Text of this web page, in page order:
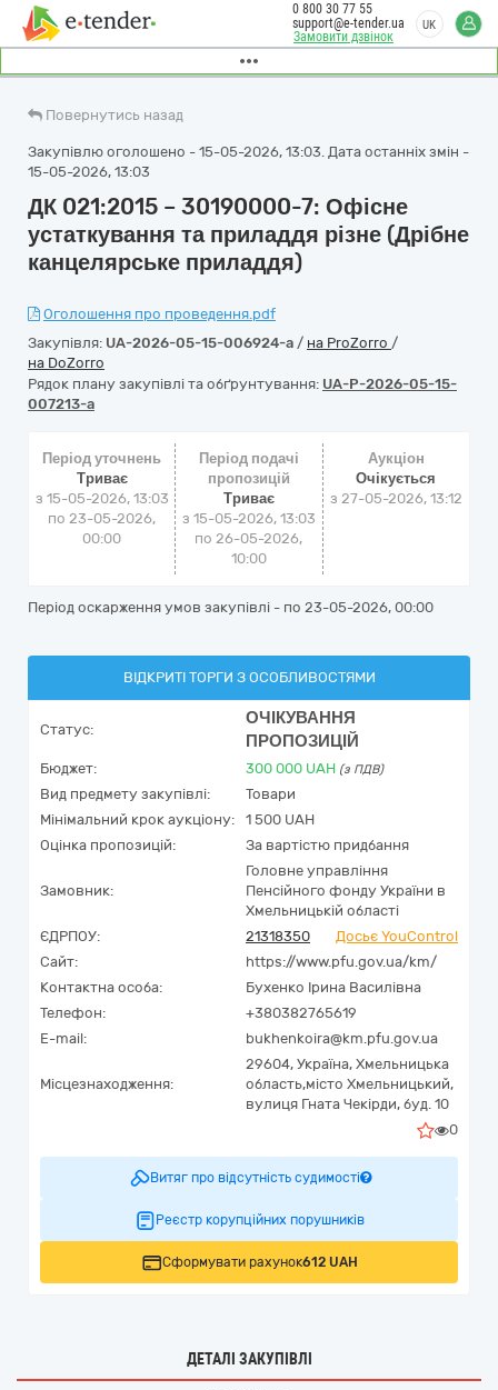
Замовити дзвінок
0 800 30 77 55
support@e-tender.ua
UK
Повернутись назад
Закупівлю оголошено - 15-05-2026, 13:03. Дата останніх змін -
15-05-2026, 13:03
ДК 021:2015 – 30190000-7: Офісне
устаткування та приладдя різне (Дрібне
канцелярське приладдя)
Оголошення про проведення.pdf
Закупівля: UA-2026-05-15-006924-a / на ProZorro /
на DoZorro
Рядок плану закупівлі та обґрунтування: UA-P-2026-05-15-
007213-a
Період уточнень
Триває
з 15-05-2026, 13:03
по 23-05-2026,
00:00
Період подачі
пропозицій
Триває
з 15-05-2026, 13:03
по 26-05-2026,
10:00
Аукціон
Очікується
з 27-05-2026, 13:12
Період оскарження умов закупівлі - по 23-05-2026, 00:00
ВІДКРИТІ ТОРГИ З ОСОБЛИВОСТЯМИ
Статус:
ОЧІКУВАННЯ
ПРОПОЗИЦІЙ
Бюджет: 300 000 UAH (з ПДВ)
Вид предмету закупівлі:
Товари
Мінімальний крок аукціону:
1 500 UAH
Оцінка пропозицій:
За вартістю придбання
Замовник:
Головне управління
Пенсійного фонду України в
Хмельницькій області
ЄДРПОУ:
21318350
Досьє YouControl
Сайт:
https://www.pfu.gov.ua/km/
Контактна особа:
Бухенко Ірина Василівна
Телефон:
+380382765619
E-mail:
bukhenkoira@km.pfu.gov.ua
Місцезнаходження:
29604, Україна, Хмельницька
область,місто Хмельницький,
вулиця Гната Чекірди, буд. 10
0
Витяг про відсутність судимості
Реєстр корупційних порушників
Сформувати рахунок612 UAH
ДЕТАЛІ ЗАКУПІВЛІ